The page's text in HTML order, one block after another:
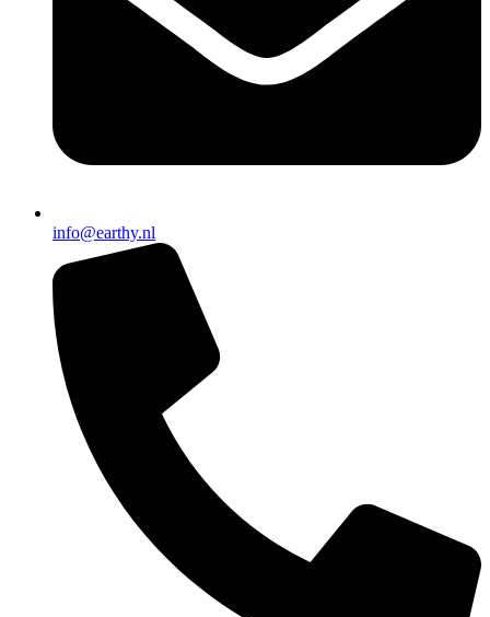
info@earthy.nl